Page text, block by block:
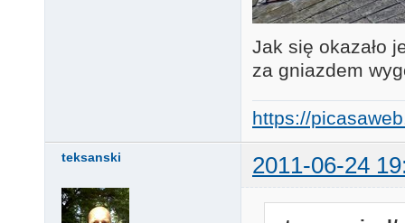
Jak się okazało
za gniazdem
https://
teksanski 2011-06-24